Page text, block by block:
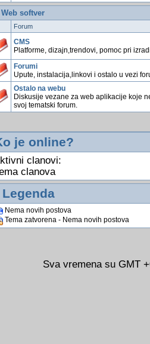
softver
Forum
CMS
Platforme, dizajn,trendovi, pomoc pri
Forumi
Upute, instalacija,linkovi i ostalo u vezi
Ostalo na webu
Diskusije vezane za web aplikacije koje
svoj tematski forum.
je online?
clanovi:
clanova
Nema novih postova
Tema zatvorena - Nema novih postova
Sva vremena su GMT